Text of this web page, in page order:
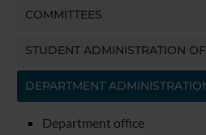
COMMITTEES
STUDENT ADMINISTRATION
DEPARTMENT
Department office